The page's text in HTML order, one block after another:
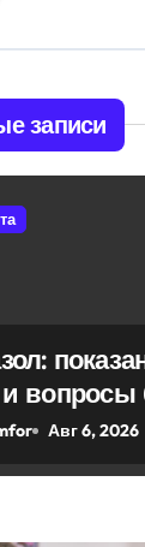
записи
вопросы
Авг 6, 2026